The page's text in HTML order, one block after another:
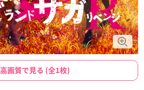
高画質で見る (全1枚)